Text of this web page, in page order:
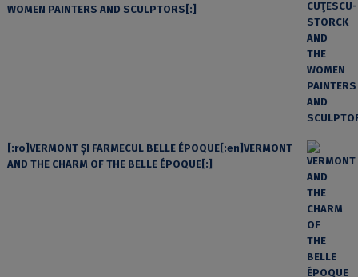
WOMEN PAINTERS AND SCULPTORS[:]
[:ro]VERMONT ȘI FARMECUL BELLE ÉPOQUE[:en]VERMONT
AND THE CHARM OF THE BELLE ÉPOQUE[:]